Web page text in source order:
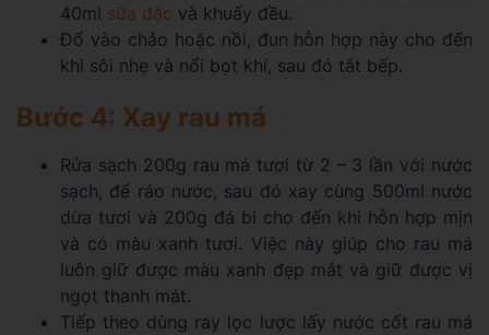
40ml sữa đặc và khuấy đều.
Đổ vào chảo hoặc nồi, đun hỗn hợp này cho đến
khi sôi nhẹ và nổi bọt khí, sau đó tắt bếp.
Bước 4: Xay rau má
Rửa sạch 200g rau má tươi từ 2 – 3 lần với nước
sạch, để ráo nước, sau đó xay cùng 500ml nước
dừa tươi và 200g đá bi cho đến khi hỗn hợp mịn
và có màu xanh tươi. Việc này giúp cho rau má
luôn giữ được màu xanh đẹp mắt và giữ được vị
ngọt thanh mát.
Tiếp theo dùng ray lọc lược lấy nước cốt rau má